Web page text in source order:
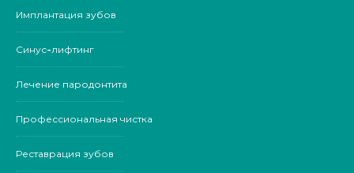
Имплантация зубов
Синус-лифтинг
Лечение пародонтита
Профессиональная чистка
Реставрация зубов